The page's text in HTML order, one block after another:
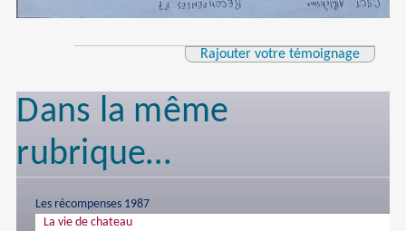
Rajouter votre témoignage
Dans la même
rubrique…
Les récompenses 1987
La vie de chateau